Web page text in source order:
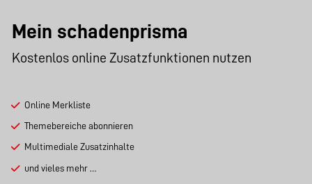
Mein schadenprisma
Kostenlos online Zusatzfunktionen nutzen
Online Merkliste
Themebereiche abonnieren
Multimediale Zusatzinhalte
und vieles mehr …